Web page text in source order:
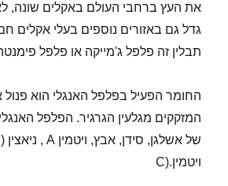
את העץ ברחבי העולם באקלים שונה,
גדל גם באזורים נוספים בעלי אקלים
תבלין זה פלפל ג'מייקה או פלפל
החומר הפעיל בפלפל האנגלי הוא פנול
המזקקים מגלעין הגרגיר. הפלפל
ויטמין.(C